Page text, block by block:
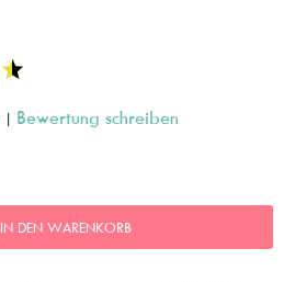
IN DEN WARENKORB
| Bewertung schreiben